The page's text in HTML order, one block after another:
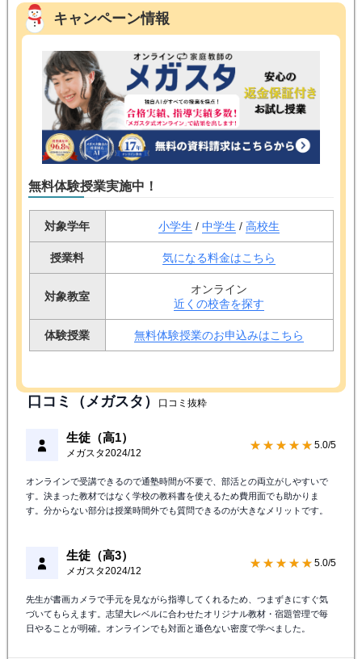
キャンペーン情報
無料体験授業実施中！
対象学年 小学生 / 中学生 / 高校生
授業料 気になる料金はこちら
対象教室
オンライン
近くの校舎を探す
体験授業 無料体験授業のお申込みはこちら
口コミ（メガスタ） 口コミ抜粋
生徒（高1）
メガスタ2024/12
★★★★★ 5.0/5
オンラインで受講できるので通塾時間が不要で、部活との両立がしやすいで
す。決まった教材ではなく学校の教科書を使えるため費用面でも助かりま
す。分からない部分は授業時間外でも質問できるのが大きなメリットです。
生徒（高3）
メガスタ2024/12
★★★★★ 5.0/5
先生が書画カメラで手元を見ながら指導してくれるため、つまずきにすぐ気
づいてもらえます。志望大レベルに合わせたオリジナル教材・宿題管理で毎
日やることが明確。オンラインでも対面と遜色ない密度で学べました。